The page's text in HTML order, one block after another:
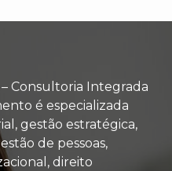
Consultoria Integrada
é especializada
gestão estratégica,
de pessoas,
direito